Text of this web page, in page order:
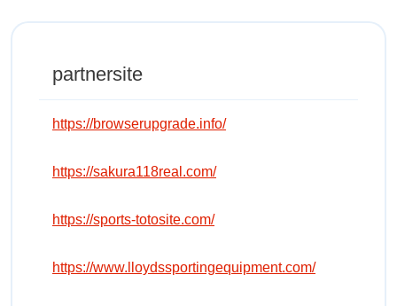
partnersite
https://browserupgrade.info/
https://sakura118real.com/
https://sports-totosite.com/
https://www.lloydssportingequipment.com/